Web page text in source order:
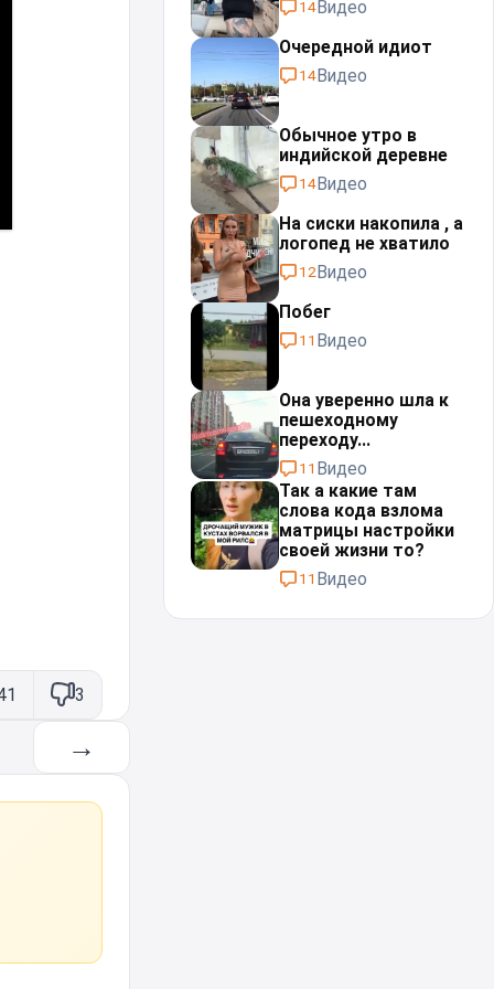
3
→
14Видео
Очередной идиот
14Видео
Обычное утро в
индийской деревне
14Видео
На сиски накопила , а
логопед не хватило
12Видео
Побег
11 Видео
Она уверенно шла к
пешеходному
переходу...
11 Видео
Так а какие там
слова кода взлома
матрицы настройки
своей жизни то?
11 Видео